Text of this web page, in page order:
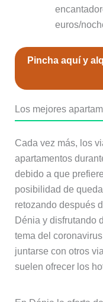
euros/
Pincha aquí y
Los mejores
Cada vez más, los
apartamentos
debido a que
posibilidad de
retozando después
Dénia y disfrutando
tema del
juntarse con otros
suelen ofrecer los